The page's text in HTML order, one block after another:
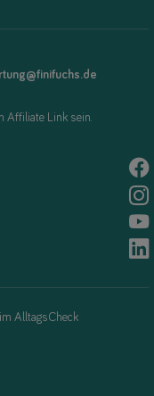
Affiliate Link sein.
AlltagsCheck